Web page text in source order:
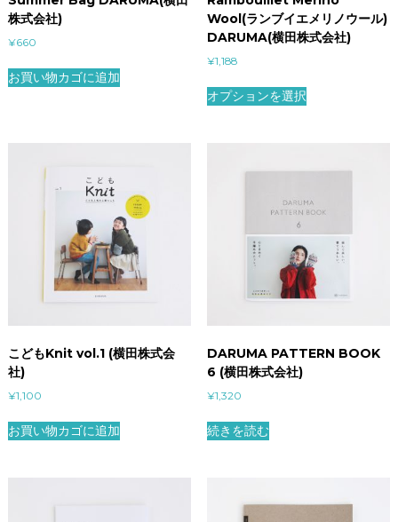
株式会社)
¥660
お買い物カゴに追加
Wool(ランブイエメリノウール)
DARUMA(横田株式会社)
¥1,188
オプションを選択
こどもKnit vol.1 (横田株式会
社)
¥1,100
お買い物カゴに追加
DARUMA PATTERN BOOK
6 (横田株式会社)
¥1,320
続きを読む